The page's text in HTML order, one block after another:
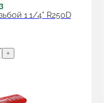
1 1/4" R250D
+